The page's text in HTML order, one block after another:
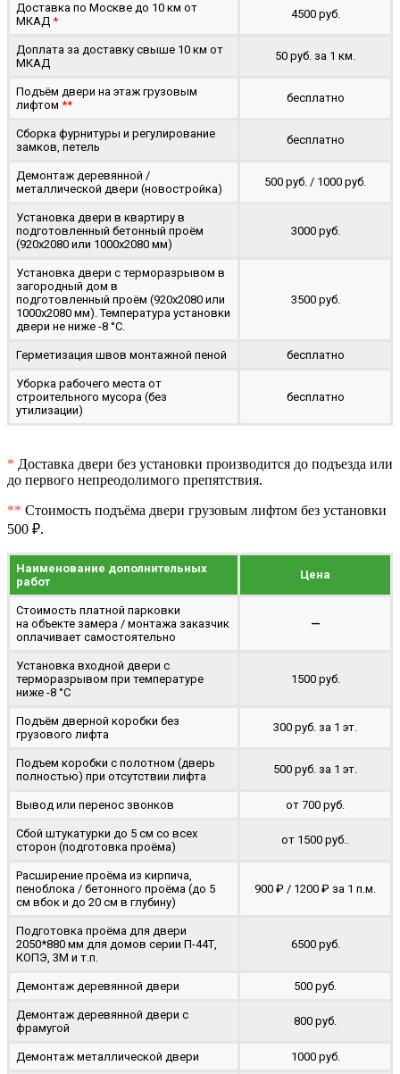
Доставка по Москве до 10 км от
МКАД *
4500 руб.
Доплата за доставку свыше 10 км от
МКАД
50 руб. за 1 км.
Подъём двери на этаж грузовым
лифтом **
бесплатно
Сборка фурнитуры и регулирование
замков, петель
бесплатно
Демонтаж деревянной /
металлической двери (новостройка)
500 руб. / 1000 руб.
Установка двери в квартиру в
подготовленный бетонный проём
(920x2080 или 1000x2080 мм)
3000 руб.
Установка двери с терморазрывом в
загородный дом в
подготовленный проём (920x2080 или
1000x2080 мм). Температура установки
двери не ниже -8 °C.
3500 руб.
Герметизация швов монтажной пеной бесплатно
Уборка рабочего места от
строительного мусора (без
утилизации)
бесплатно
* Доставка двери без установки производится до подъезда или
до первого непреодолимого препятствия.
** Стоимость подъёма двери грузовым лифтом без установки
500 ₽.
Наименование дополнительных
работ
Цена
Стоимость платной парковки
на объекте замера / монтажа заказчик
оплачивает самостоятельно
—
Установка входной двери с
терморазрывом при температуре
ниже -8 °C
1500 руб.
Подъём дверной коробки без
грузового лифта
300 руб. за 1 эт.
Подъем коробки с полотном (дверь
полностью) при отсутствии лифта
500 руб. за 1 эт.
Вывод или перенос звонков от 700 руб.
Сбой штукатурки до 5 см со всех
сторон (подготовка проёма)
от 1500 руб..
Расширение проёма из кирпича,
пеноблока / бетонного проёма (до 5
cм вбок и до 20 см в глубину)
900 ₽ / 1200 ₽ за 1 п.м.
Подготовка проёма для двери
2050*880 мм для домов серии П-44Т,
КОПЭ, 3М и т.п.
6500 руб.
Демонтаж деревянной двери 500 руб.
Демонтаж деревянной двери с
фрамугой
800 руб.
Демонтаж металлической двери 1000 руб.